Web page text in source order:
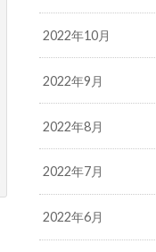
2022年10月
2022年9月
2022年8月
2022年7月
2022年6月